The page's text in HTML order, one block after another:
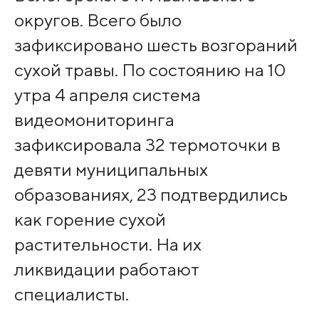
округов. Всего было
зафиксировано шесть возгораний
сухой травы. По состоянию на 10
утра 4 апреля система
видеомониторинга
зафиксировала 32 термоточки в
девяти муниципальных
образованиях, 23 подтвердились
как горение сухой
растительности. На их
ликвидации работают
специалисты.